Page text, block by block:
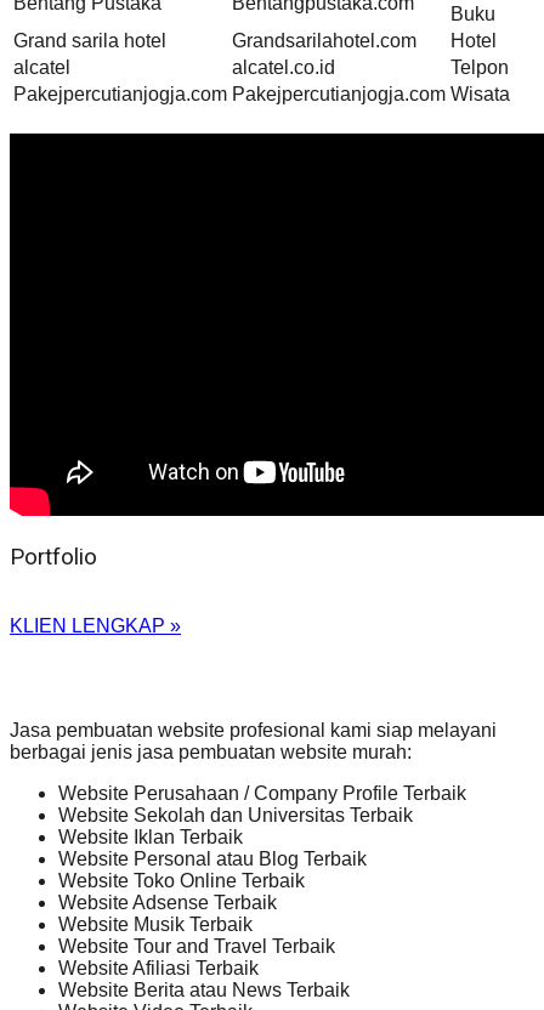
Buku
Grand sarila hotel
Grandsarilahotel.com
Hotel
alcatel
alcatel.co.id
Telpon
Pakejpercutianjogja.com Pakejpercutianjogja.com Wisata
Portfolio
KLIEN LENGKAP »
Jasa pembuatan website profesional kami siap melayani
berbagai jenis jasa pembuatan website murah:
Website Perusahaan / Company Profile Terbaik
Website Sekolah dan Universitas Terbaik
Website Iklan Terbaik
Website Personal atau Blog Terbaik
Website Toko Online Terbaik
Website Adsense Terbaik
Website Musik Terbaik
Website Tour and Travel Terbaik
Website Afiliasi Terbaik
Website Berita atau News Terbaik